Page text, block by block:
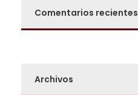
Comentarios recientes
Archivos